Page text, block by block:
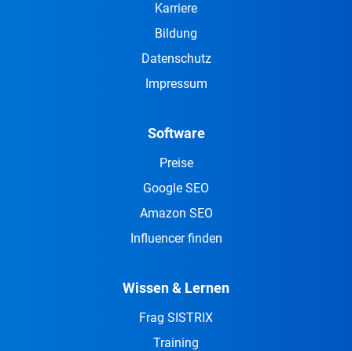
Karriere
Bildung
Datenschutz
Impressum
Software
Preise
Google SEO
Amazon SEO
Influencer finden
Wissen & Lernen
Frag SISTRIX
Training